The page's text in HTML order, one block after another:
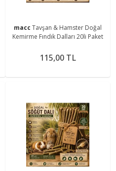
macc Tavşan & Hamster Doğal
Kemirme Fındık Dalları 20li Paket
115,00 TL